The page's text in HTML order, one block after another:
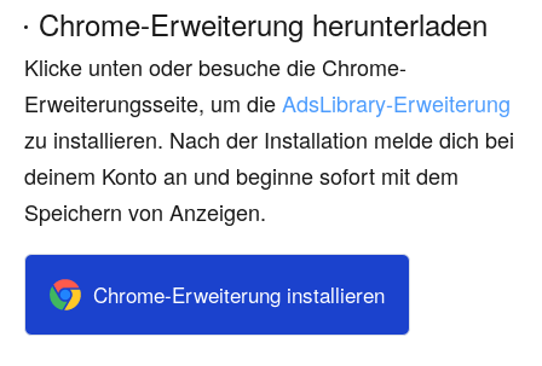
Chrome-Erweiterung herunterladen
Klicke unten oder besuche die Chrome-
Erweiterungsseite, um dieAdsLibrary-Erweiterung
zu installieren. Nach der Installation melde dich bei
deinem Konto an und beginne sofort mit dem
Speichern von Anzeigen.
Chrome-Erweiterung installieren